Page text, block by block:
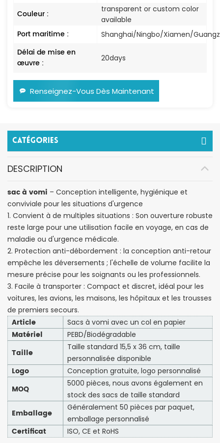
Couleur :
transparent or custom color
available
Port maritime : Shanghai/Ningbo/Xiamen/
Délai de mise en
œuvre :
20days
Renseignez-Vous Dès Maintenant
Catégories
DESCRIPTION
sac à vomi – Conception intelligente, hygiénique et
conviviale pour les situations d'urgence
1. Convient à de multiples situations : Son ouverture robuste
reste large pour une utilisation facile en voyage, en cas de
maladie ou d'urgence médicale.
2. Protection anti-débordement : la conception anti-retour
empêche les déversements ; l'échelle de volume facilite la
mesure précise pour les soignants ou les professionnels.
3. Facile à transporter : Compact et discret, idéal pour les
voitures, les avions, les maisons, les hôpitaux et les trousses
de premiers secours.
Article Sacs à vomi avec un col en papier
Matériel PEBD/Biodégradable
Taille
Taille standard 15,5 x 36 cm, taille
personnalisée disponible
Logo Conception gratuite, logo personnalisé
MOQ
5000 pièces, nous avons également en
stock des sacs de taille standard
Emballage
Généralement 50 pièces par paquet,
emballage personnalisé
Certificat ISO, CE et RoHS